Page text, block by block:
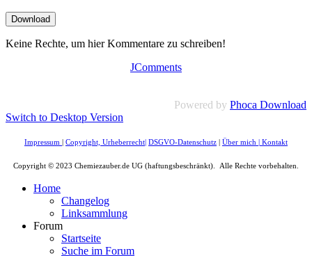
Keine Rechte, um hier Kommentare zu schreiben!
JComments
Powered by Phoca Download
Switch to Desktop Version
Impressum Copyright, Urheberrecht DSGVO-Datenschutz Über mich Kontakt
Copyright © 2023 Chemiezauber.de UG (haftungsbeschränkt). Alle Rechte vorbehalten.
Home
Changelog
Linksammlung
Forum
Startseite
Suche im Forum